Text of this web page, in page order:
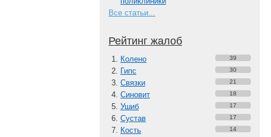
Все статьи...
Рейтинг жалоб
Колено 39
Гипс 30
Связки 21
Синовит 18
Ушиб 17
Сустав 17
Кость 14